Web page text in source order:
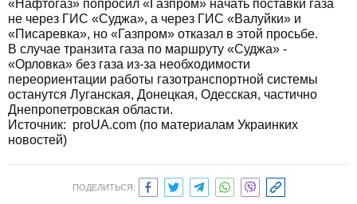
«Нафтогаз» попросил «Газпром» начать поставки газа
не через ГИС «Суджа», а через ГИС «Валуйки» и
«Писаревка», но «Газпром» отказал в этой просьбе.
В случае транзита газа по маршруту «Суджа» -
«Орловка» без газа из-за необходимости
переориентации работы газотранспортной системы
останутся Луганская, Донецкая, Одесская, частично
Днепропетровская области.
Источник: proUA.com (по материалам Украинких
новостей)
ПОДЕЛИТЬСЯ: